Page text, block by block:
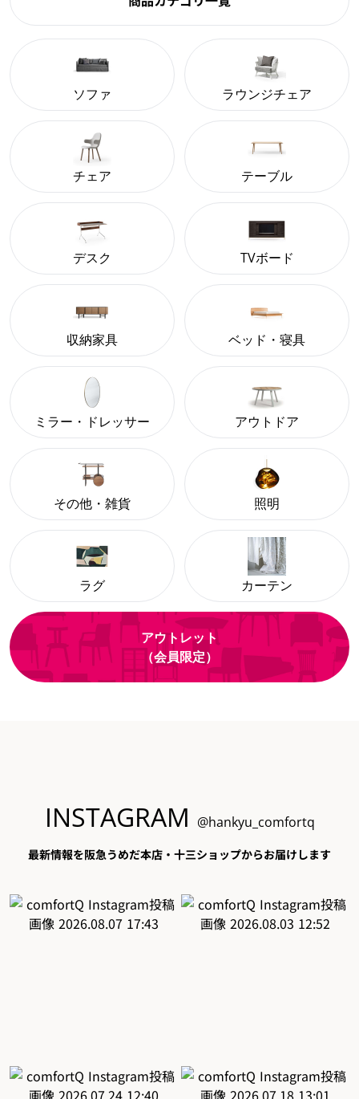
ソファ ラウンジチェア
チェア テーブル
デスク TVボード
収納家具 ベッド・寝具
ミラー・ドレッサー アウトドア
その他・雑貨 照明
ラグ カーテン
アウトレット
（会員限定）
INSTAGRAM @hankyu_comfortq
最新情報を阪急うめだ本店・十三ショップからお届けします